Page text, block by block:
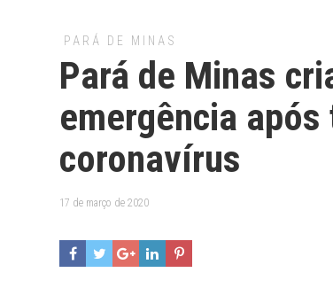
PARÁ DE MINAS
Pará de Minas
emergência
coronavírus
17 de março de 2020